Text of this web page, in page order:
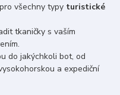
všechny typy turistické
tkaničky s vaším
do jakýchkoli bot, od
a expediční